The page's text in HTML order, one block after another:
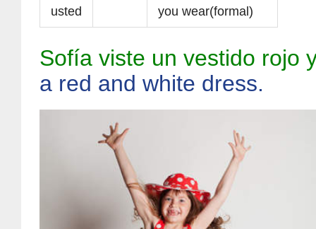
usted
you wear(formal)
Sofía viste un vestido rojo
a red and white dress.